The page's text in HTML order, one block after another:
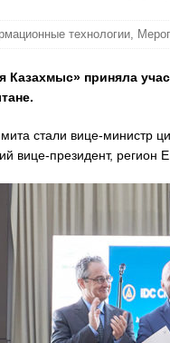
технологии,
приняла
стали вице-министр
вице-президент, регион